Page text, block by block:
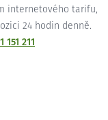
internetového tarifu,
24 hodin denně.
151 211